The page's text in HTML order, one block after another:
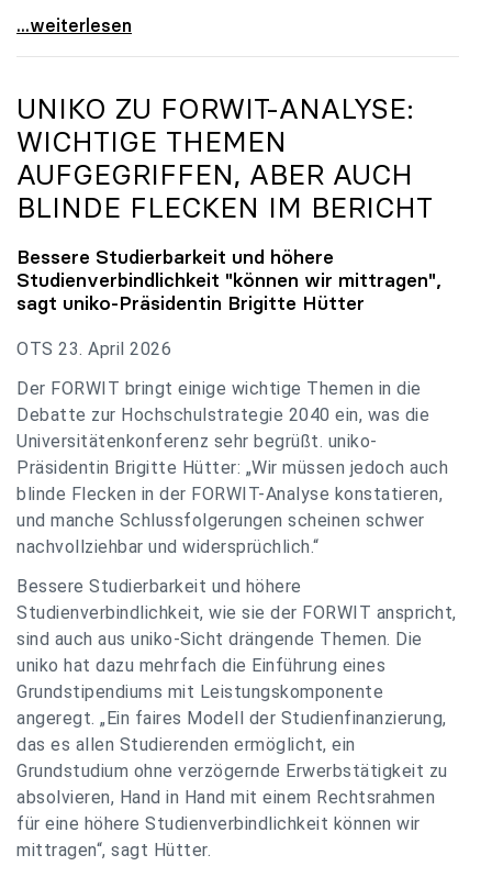
uniko zu Budgetverhandlungen: Universitäten sind
...weiterlesen
UNIKO ZU FORWIT-ANALYSE:
WICHTIGE THEMEN
AUFGEGRIFFEN, ABER AUCH
BLINDE FLECKEN IM BERICHT
Bessere Studierbarkeit und höhere
Studienverbindlichkeit "können wir mittragen",
sagt uniko-Präsidentin Brigitte Hütter
OTS 23. April 2026
Der FORWIT bringt einige wichtige Themen in die
Debatte zur Hochschulstrategie 2040 ein, was die
Universitätenkonferenz sehr begrüßt. uniko-
Präsidentin Brigitte Hütter: „Wir müssen jedoch auch
blinde Flecken in der FORWIT-Analyse konstatieren,
und manche Schlussfolgerungen scheinen schwer
nachvollziehbar und widersprüchlich.“
Bessere Studierbarkeit und höhere
Studienverbindlichkeit, wie sie der FORWIT anspricht,
sind auch aus uniko-Sicht drängende Themen. Die
uniko hat dazu mehrfach die Einführung eines
Grundstipendiums mit Leistungskomponente
angeregt. „Ein faires Modell der Studienfinanzierung,
das es allen Studierenden ermöglicht, ein
Grundstudium ohne verzögernde Erwerbstätigkeit zu
absolvieren, Hand in Hand mit einem Rechtsrahmen
für eine höhere Studienverbindlichkeit können wir
mittragen“, sagt Hütter.